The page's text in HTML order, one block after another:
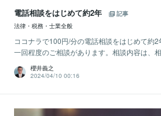
電話相談をはじめて約2年
記事
法律・税務・士業全般
ココナラで100円/分の電話相談をはじめて約
一回程度のご相談があります。相談内容は、
櫻井義之
2024/04/10 00:16